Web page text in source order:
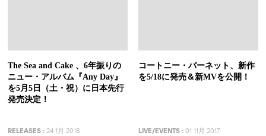
The Sea and Cake 、6年振りの
ニュー・アルバム『Any Day』
を5月5日（土・祝）に日本先行
発売決定！
コートニー・バーネット、新作
を5/18に発売＆新MVを公開！
RELEASES : 24 1月 2018 LIVE/EVENTS:01 11月 2017